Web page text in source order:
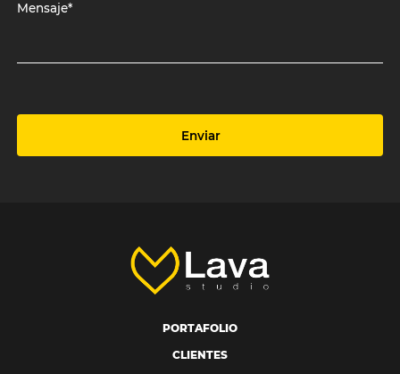
Mensaje*
Enviar
PORTAFOLIO
CLIENTES